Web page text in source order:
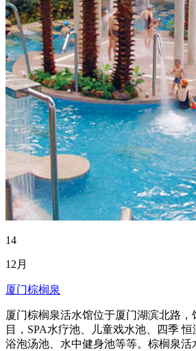
14
12月
厦门棕榈泉
厦门棕榈泉活水馆位于厦门湖滨北路
目，SPA水疗池、儿童戏水池、四季
浴泡汤池、水中健身池等等。棕榈泉活